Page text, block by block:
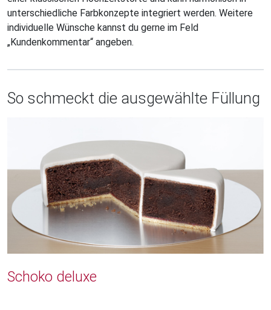
unterschiedliche Farbkonzepte integriert werden. Weitere
individuelle Wünsche kannst du gerne im Feld
„Kundenkommentar“ angeben.
So schmeckt die ausgewählte Füllung
Schoko deluxe